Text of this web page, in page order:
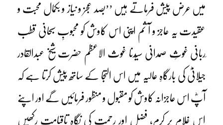
میں عرض پیش فرماتے ہیں ’’بصد عجز و نیاز و بکمال محبت و
عقیدت یہ عاجز و آ ثم اپنی اس کاوش کو محبوبِ سبحانی قطب
ِربانی غوثِ صمدانی سیّدنا غوث الاعظم حضرت شیخ عبدالقادر
جیلانیؓ کی بارگاہِ عالیہ میں اس التجا کے ساتھ پیش کرتا ہے کہ
آپؓ اس عاجزانہ کاوش کو مقبول و منظور فرمائیں گے اور اپنے
اس غلام پر کرم، فضل اور رحمت کی نگاہ تاقیامت رکھیں